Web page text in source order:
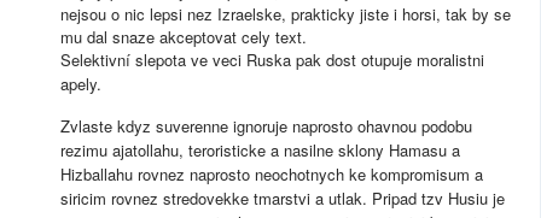
nejsou o nic lepsi nez Izraelske, prakticky jiste i horsi, tak by se
mu dal snaze akceptovat cely text.
Selektivní slepota ve veci Ruska pak dost otupuje moralistni
apely.
Zvlaste kdyz suverenne ignoruje naprosto ohavnou podobu
rezimu ajatollahu, teroristicke a nasilne sklony Hamasu a
Hizballahu rovnez naprosto neochotnych ke kompromisum a
siricim rovnez stredovekke tmarstvi a utlak. Pripad tzv Husiu je